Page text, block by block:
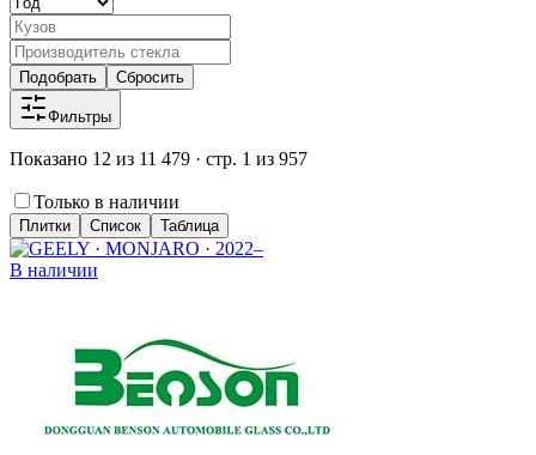
Подобрать Сбросить
Фильтры
Показано 12 из 11 479 · стр. 1 из 957
Только в наличии
Плитки Список Таблица
В наличии